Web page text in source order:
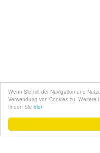
Wenn Sie mit der Navigation und
Verwendung von Cookies zu. Weitere
finden Sie hier